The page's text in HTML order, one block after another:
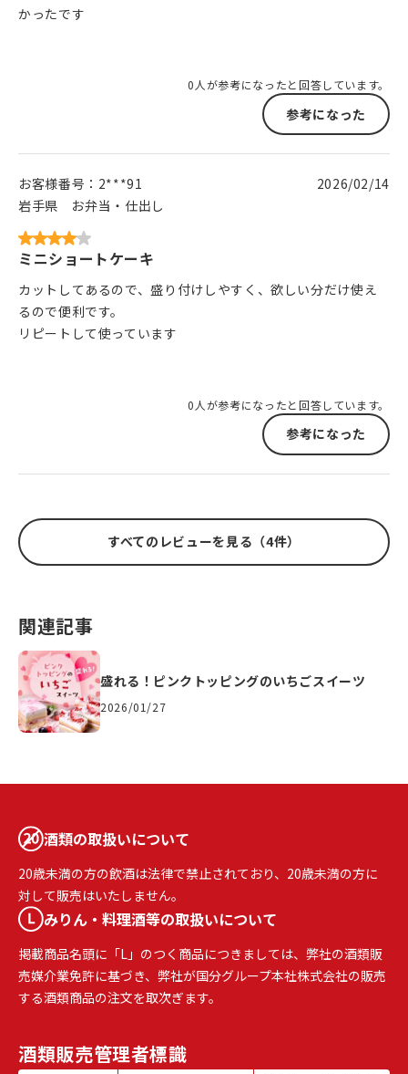
かったです
0人が参考になったと回答しています。
参考になった
お客様番号： 2***91
岩手県
お弁当・仕出し
2026/02/14
ミニショートケーキ
カットしてあるので、盛り付けしやすく、欲しい分だけ使え
るので便利です。
リピートして使っています
0人が参考になったと回答しています。
参考になった
すべてのレビューを見る（4件）
関連記事
盛れる！ピンクトッピングのいちごスイーツ
2026/01/27
酒類の取扱いについて
20歳未満の方の飲酒は法律で禁止されており、20歳未満の方に
対して販売はいたしません。
みりん・料理酒等の取扱いについて
掲載商品名頭に「L」のつく商品につきましては、弊社の酒類販
売媒介業免許に基づき、弊社が国分グループ本社株式会社の販売
する酒類商品の注文を取次ぎます。
酒類販売管理者標識